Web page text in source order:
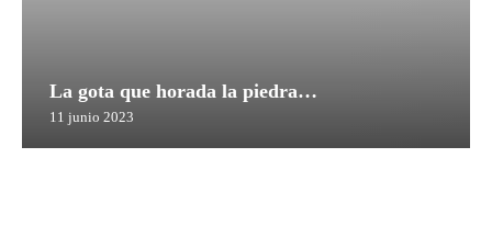
La gota que horada la piedra…
11 junio 2023